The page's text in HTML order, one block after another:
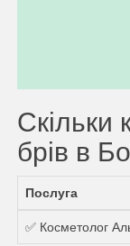
Скільки
брів в
Послуга
✅ Косметолог